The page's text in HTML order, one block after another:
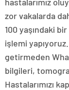
zor vakalarda
100 yaşındaki
işlemi
getirmeden
bilgileri,
Hastalarımızı